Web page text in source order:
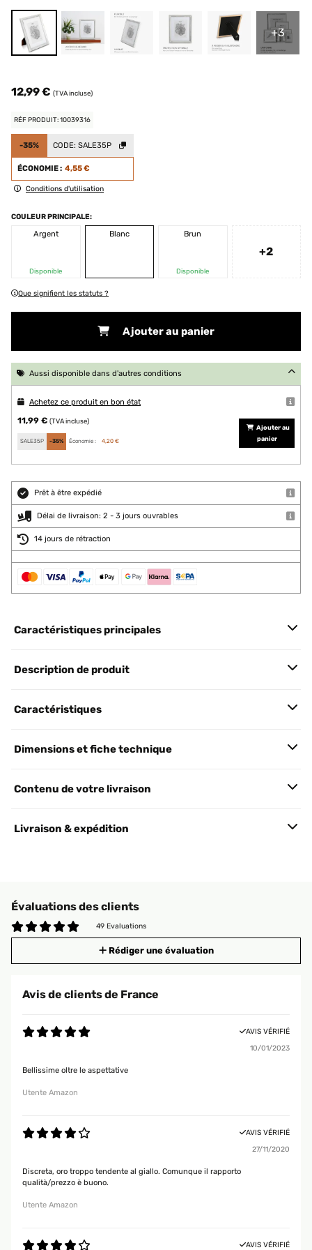
+3
12,99 € (TVA incluse)
RÉF PRODUIT: 10039316
-35% CODE: SALE35P
ÉCONOMIE : 4,55 €
Conditions d'utilisation
COULEUR PRINCIPALE:
Argent
Disponible
Blanc Brun
Disponible
+2
Que signifient les statuts ?
Ajouter au panier
Aussi disponible dans d'autres conditions
Achetez ce produit en bon état
11,99 € (TVA incluse)
SALE35P -35% Économie : 4,20 €
Ajouter au
panier
Prêt à être expédié
Délai de livraison: 2 - 3 jours ouvrables
14 jours de rétraction
Caractéristiques principales
Description de produit
Caractéristiques
Dimensions et fiche technique
Contenu de votre livraison
Livraison & expédition
Évaluations des clients
49 Evaluations
Rédiger une évaluation
Avis de clients de France
AVIS VÉRIFIÉ
10/01/2023
Bellissime oltre le aspettative
Utente Amazon
AVIS VÉRIFIÉ
27/11/2020
Discreta, oro troppo tendente al giallo. Comunque il rapporto
qualità/prezzo è buono.
Utente Amazon
AVIS VÉRIFIÉ